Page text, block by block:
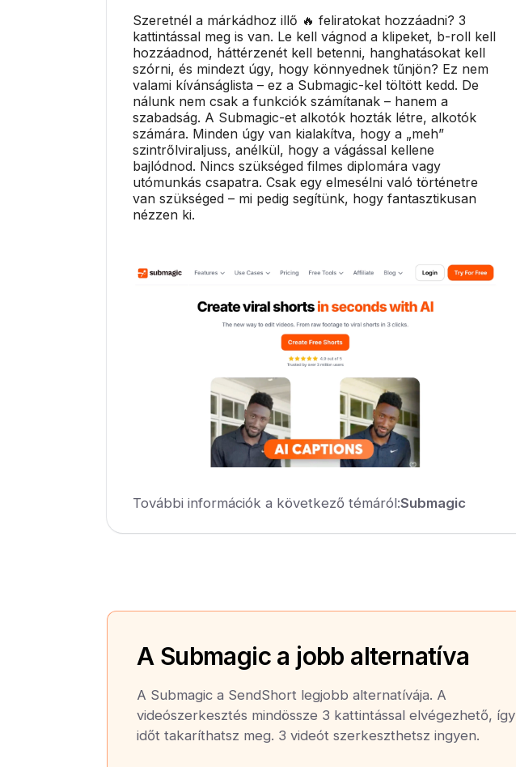
Szeretnél a márkádhoz illő 🔥 feliratokat hozzáadni? 3
kattintással meg is van. Le kell vágnod a klipeket, b-roll kell
hozzáadnod, háttérzenét kell betenni, hanghatásokat kell
szórni, és mindezt úgy, hogy könnyednek tűnjön? Ez nem
valami kívánságlista – ez a Submagic-kel töltött kedd. De
nálunk nem csak a funkciók számítanak – hanem a
szabadság. A Submagic-et alkotók hozták létre, alkotók
számára. Minden úgy van kialakítva, hogy a „meh”
szintrőlviraljuss, anélkül, hogy a vágással kellene
bajlódnod. Nincs szükséged filmes diplomára vagy
utómunkás csapatra. Csak egy elmesélni való történetre
van szükséged – mi pedig segítünk, hogy fantasztikusan
nézzen ki.
További információk a következő témáról:Submagic
A Submagic a jobb alternatíva
A Submagic a SendShort legjobb alternatívája. A
videószerkesztés mindössze 3 kattintással elvégezhető, így
időt takaríthatsz meg. 3 videót szerkeszthetsz ingyen.